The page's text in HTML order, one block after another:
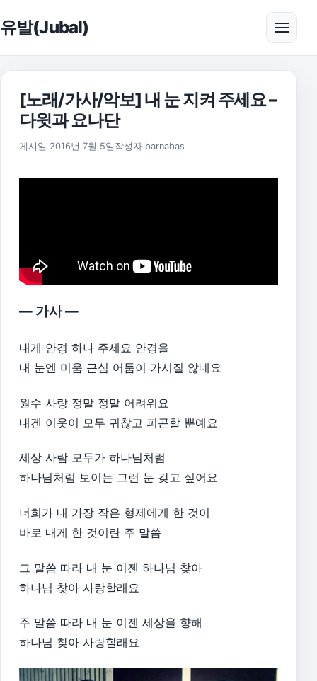
유발(Jubal) 메뉴
[노래/가사/악보] 내 눈 지켜 주세요 –
다윗과 요나단
게시일 2016년 7월 5일 2025년 11월 18일
작성자 barnabas
— 가사 —
내게 안경 하나 주세요 안경을
내 눈엔 미움 근심 어둠이 가시질 않네요
원수 사랑 정말 정말 어려워요
내겐 이웃이 모두 귀찮고 피곤할 뿐예요
세상 사람 모두가 하나님처럼
하나님처럼 보이는 그런 눈 갖고 싶어요
너희가 내 가장 작은 형제에게 한 것이
바로 내게 한 것이란 주 말씀
그 말씀 따라 내 눈 이젠 하나님 찾아
하나님 찾아 사랑할래요
주 말씀 따라 내 눈 이젠 세상을 향해
하나님 찾아 사랑할래요